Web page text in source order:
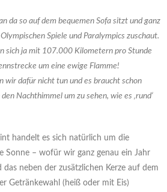
da so auf dem bequemen Sofa sitzt und ganz
Spiele und Paralympics zuschaut.
sich ja mit 107.000 Kilometern pro Stunde
um eine ewige Flamme!
wir dafür nicht tun und es braucht schon
Nachthimmel um zu sehen, wie es ‚rund‘
handelt es sich natürlich um die
Sonne – wofür wir ganz genau ein Jahr
neben der zusätzlichen Kerze auf dem
Getränkewahl (heiß oder mit Eis)